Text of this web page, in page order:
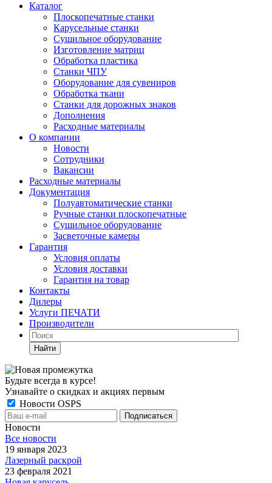
Каталог
Плоскопечатные станки
Карусельные станки
Сушильное оборудование
Изготовление матриц
Обработка пластика
Станки ЧПУ
Оборудование для сувениров
Обработка ткани
Станки для дорожных знаков
Дополнения
Расходные материалы
О компании
Новости
Сотрудники
Вакансии
Расходные материалы
Документация
Полуавтоматические станки
Ручные станки плоскопечатные
Сушильное оборудование
Засветочные камеры
Гарантия
Условия оплаты
Условия доставки
Гарантия на товар
Контакты
Дилеры
Услуги ПЕЧАТИ
Производители
Найти
Будьте всегда в курсе!
Узнавайте о скидках и акциях первым
Новости OSPS
Новости
Все новости
19 января 2023
Лазерный раскрой
23 февраля 2021